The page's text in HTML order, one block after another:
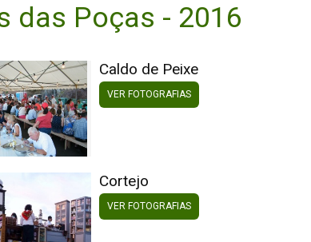
das Poças - 2016
Caldo de Peixe
VER FOTOGRAFIAS
Cortejo
VER FOTOGRAFIAS